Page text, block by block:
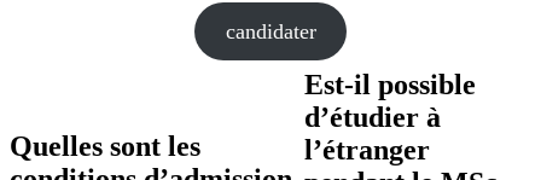
candidater
Quelles sont les
Est-il possible
d’étudier à
l’étranger